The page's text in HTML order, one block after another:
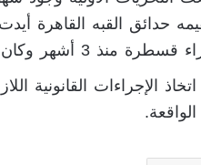
حدائق القبه القاهرة
3 أشهر وكان من المقرر له إجراء عمليه تركيب دعامتين بالقلب.
الإجراءات القانونية